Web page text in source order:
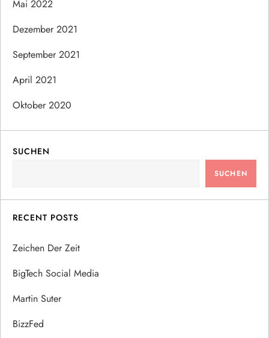
Mai 2022
Dezember 2021
September 2021
April 2021
Oktober 2020
SUCHEN
SUCHEN
RECENT POSTS
Zeichen Der Zeit
BigTech Social Media
Martin Suter
BizzFed